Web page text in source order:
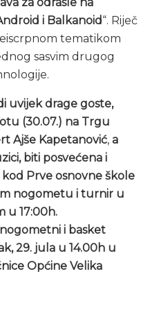
i Balkanoid“. Riječ
tematikom
sasvim drugog
uvijek drage goste,
(30.07.) na Trgu
Ajše Kapetanović, a
biti posvećena i
Prve osnovne škole
nogometu i turnir u
u 17:00h.
i basket
29. jula u 14.00h u
Općine Velika